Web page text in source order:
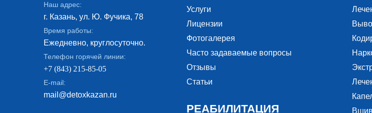
Наш адрес:
г. Казань, ул. Ю. Фучика, 78
Время работы:
Ежедневно, круглосуточно.
Телефон горячей линии:
+7 (843) 215-85-05
E-mail:
mail@detoxkazan.ru
Услуги
Лицензии
Фотогалерея
Часто задаваемые вопросы
Отзывы
Статьи
РЕАБИЛИТАЦИЯ